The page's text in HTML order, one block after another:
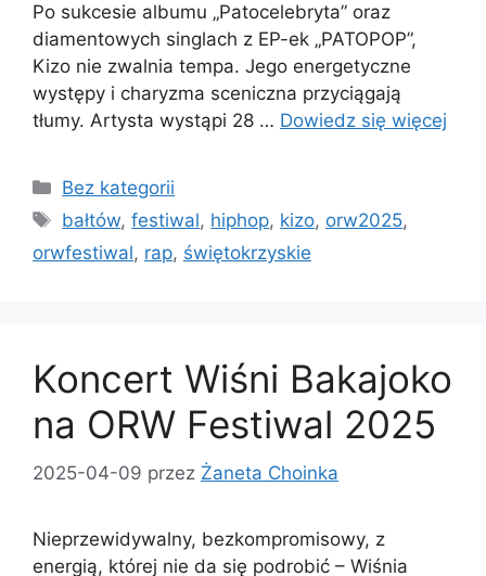
Po sukcesie albumu „Patocelebryta” oraz
diamentowych singlach z EP-ek „PATOPOP”,
Kizo nie zwalnia tempa. Jego energetyczne
występy i charyzma sceniczna przyciągają
tłumy. Artysta wystąpi 28 … Dowiedz się więcej
Bez kategorii
bałtów,festiwal, hiphop, kizo, orw2025,
orwfestiwal, rap, świętokrzyskie
Koncert Wiśni Bakajoko
na ORW Festiwal 2025
2025-04-09 przez Żaneta Choinka
Nieprzewidywalny, bezkompromisowy, z
energią, której nie da się podrobić – Wiśnia